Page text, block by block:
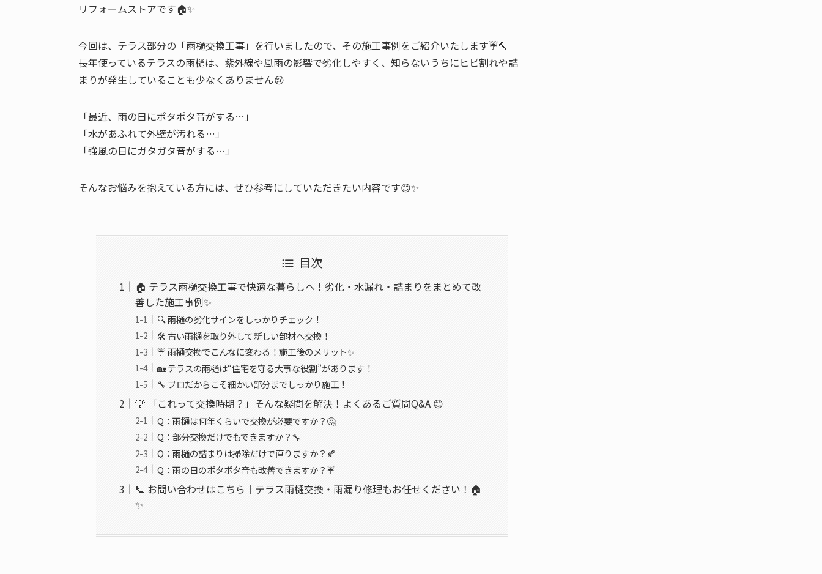
リフォームストアです🏠✨
今回は、テラス部分の「雨樋交換工事」を行いましたので、その施工事例をご紹介いたします☔🔨
長年使っているテラスの雨樋は、紫外線や風雨の影響で劣化しやすく、知らないうちにヒビ割れや詰
まりが発生していることも少なくありません😢
「最近、雨の日にポタポタ音がする…」
「水があふれて外壁が汚れる…」
「強風の日にガタガタ音がする…」
そんなお悩みを抱えている方には、ぜひ参考にしていただきたい内容です😊✨
目次
🏠 テラス雨樋交換工事で快適な暮らしへ！劣化・水漏れ・詰まりをまとめて改
善した施工事例✨
🔍 雨樋の劣化サインをしっかりチェック！
🛠️ 古い雨樋を取り外して新しい部材へ交換！
☔ 雨樋交換でこんなに変わる！施工後のメリット✨
🏡 テラスの雨樋は“住宅を守る大事な役割”があります！
🔧 プロだからこそ細かい部分までしっかり施工！
💡 「これって交換時期？」そんな疑問を解決！よくあるご質問Q&A 😊
Q：雨樋は何年くらいで交換が必要ですか？🤔
Q：部分交換だけでもできますか？🔧
Q：雨樋の詰まりは掃除だけで直りますか？🍂
Q：雨の日のポタポタ音も改善できますか？☔
📞 お問い合わせはこちら｜テラス雨樋交換・雨漏り修理もお任せください！🏠
✨